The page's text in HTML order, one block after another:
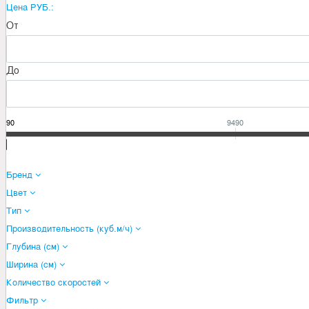
Цена РУБ.:
От
До
9490
Бренд
Цвет
Тип
Производительность (куб.м/ч)
Глубина (см)
Ширина (см)
Количество скоростей
Фильтр